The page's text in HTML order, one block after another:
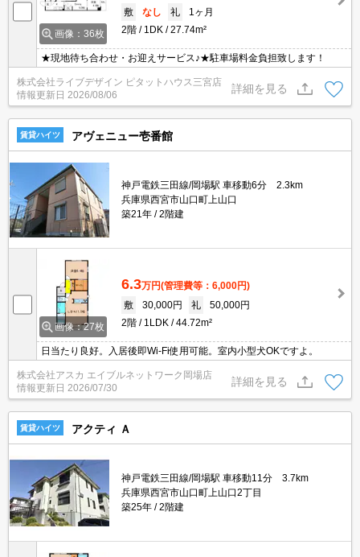
画像：36枚
敷
なし 礼
1ヶ月
2階
1DK 27.74m²
★現地待ち合わせ・お迎えサービス♪★駐車場料金負担致します！
株式会社ライブデザイン ピタットハウス三宮店
情報更新日 2026/08/06
詳細を見る
賃貸ハイツ アヴェニュー壱番館
神戸電鉄三田線/岡場駅 車移動6分 2.3km
兵庫県西宮市山口町上山口
築21年
2階建
画像：27枚
6.3万円(管理費等：6,000円)
敷
30,000円 礼
50,000円
2階
1LDK 44.72m²
日当たり良好。入居後即Wi-Fi使用可能。室内小型犬OKですよ。
株式会社アスカ エイブルネットワーク岡場店
情報更新日 2026/07/30
詳細を見る
賃貸ハイツ アクティ Ａ
神戸電鉄三田線/岡場駅 車移動11分 3.7km
兵庫県西宮市山口町上山口2丁目
築25年
2階建